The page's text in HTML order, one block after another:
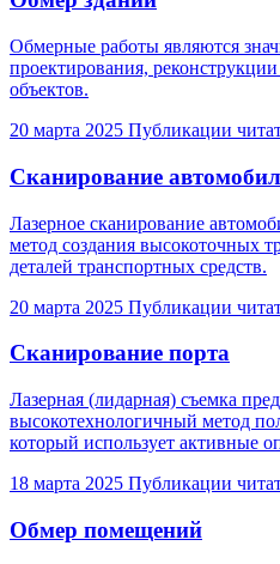
Обмерные работы являются
проектирования,
объектов.
20 марта 2025 Публикации
Сканирование
Лазерное сканирование
метод создания высокоточных
деталей транспортных средств.
20 марта 2025 Публикации
Сканирование порта
Лазерная (лидарная) съемка
высокотехнологичный метод
который использует активные
18 марта 2025 Публикации
Обмер помещений